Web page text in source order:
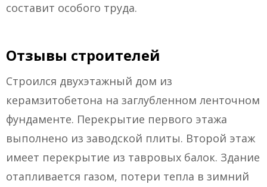
составит особого труда.
Отзывы строителей
Строился двухэтажный дом из
керамзитобетона на заглубленном ленточном
фундаменте. Перекрытие первого этажа
выполнено из заводской плиты. Второй этаж
имеет перекрытие из тавровых балок. Здание
отапливается газом, потери тепла в зимний